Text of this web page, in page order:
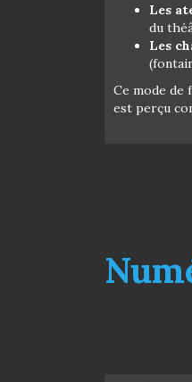
Les
du
Les
Ce mode de
est perçu